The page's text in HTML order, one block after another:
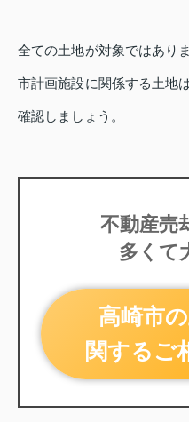
全ての土地が対象ではあり
市計画施設に関係する土地
確認しましょう。
不動産売
多くて
高崎市
関するご